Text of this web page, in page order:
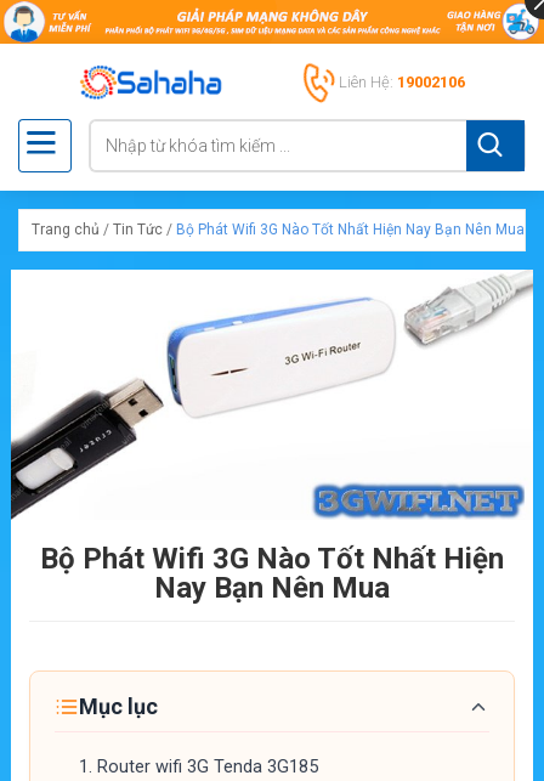
Liên Hệ: 19002106
Trang chủ / Tin Tức / Bộ Phát Wifi 3G Nào Tốt Nhất Hiện Nay Bạn Nên Mua
Bộ Phát Wifi 3G Nào Tốt Nhất Hiện
Nay Bạn Nên Mua
Mục lục
1. Router wifi 3G Tenda 3G185